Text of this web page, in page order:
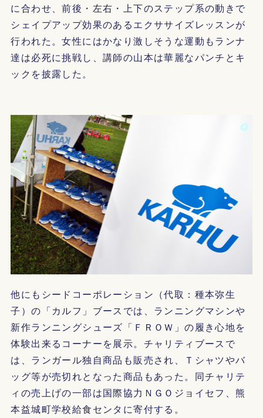
に合わせ、前後・左右・上下のステップ系の動きで
シェイプアップ効果のあるエクササイズレッスンが
行われた。女性にはかなり激しそうな運動もランナ
達は必死に挑戦し、講師の山本は華麗なパンチとキ
ックを披露した。
他にもシードコーポレーション（代取：種本弥生
子）の「カルフ」ブースでは、ランニングマシンや
新作ランニングシューズ「ＦＲＯＷ」の履き心地を
体験出来るコーナーを展示。チャリティブースで
は、ランガール独自商品も販売され、Ｔシャツやバ
ッグ等が売切れとなった商品もあった。同チャリテ
ィの売上げの一部は国際協力ＮＧＯジョイセフ、熊
本益城町学校給食センタに寄付する。